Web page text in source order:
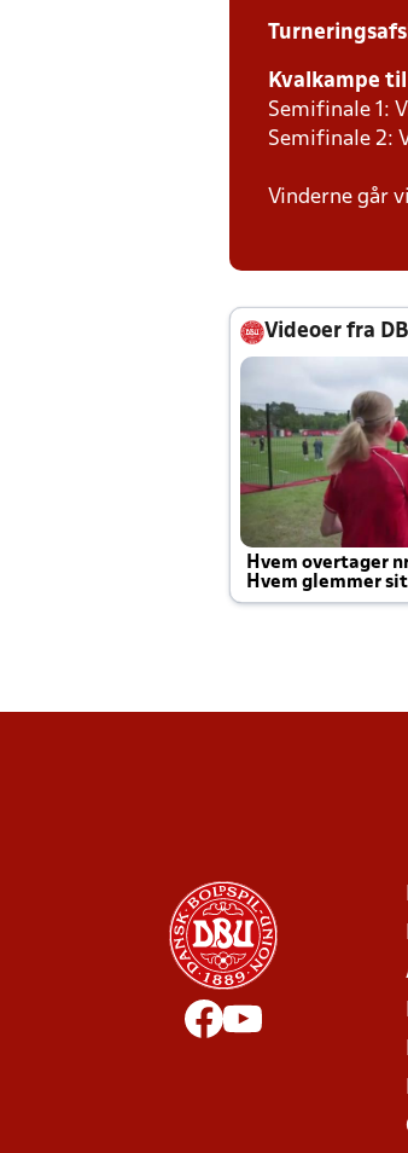
Kvalkampe
Semifinale 1:
Semifinale 2:
Vinderne går
Videoer fra
Hvem overtager
Hvem glemmer
Joachim altid til